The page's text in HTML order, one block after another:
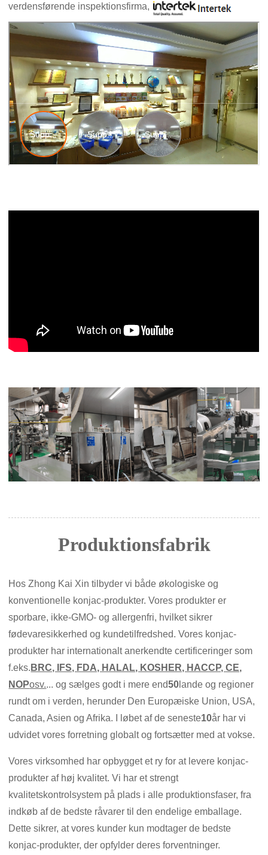
verdensførende inspektionsfirma,
Produktionsfabrik
Hos Zhong Kai Xin tilbyder vi både økologiske og
konventionelle konjac-produkter. Vores produkter er
sporbare, ikke-GMO- og allergenfri, hvilket sikrer
fødevaresikkerhed og kundetilfredshed. Vores konjac-
produkter har internationalt anerkendte certificeringer som
f.eks. BRC, IFS, FDA, HALAL, KOSHER, HACCP, CE,
NOPosv.... og sælges godt i mere end50 lande og regioner
rundt om i verden, herunder Den Europæiske Union, USA,
Canada, Asien og Afrika. I løbet af de seneste10år har vi
udvidet vores forretning globalt og fortsætter med at vokse.
Vores virksomhed har opbygget et ry for at levere konjac-
produkter af høj kvalitet. Vi har et strengt
kvalitetskontrolsystem på plads i alle produktionsfaser, fra
indkøb af de bedste råvarer til den endelige emballage.
Dette sikrer, at vores kunder kun modtager de bedste
konjac-produkter, der opfylder deres forventninger.